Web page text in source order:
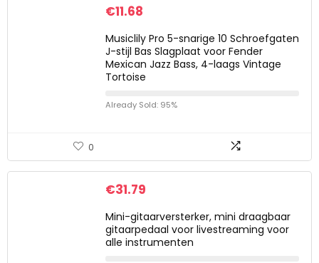
€11.68
Musiclily Pro 5-snarige 10 Schroefgaten
J-stijl Bas Slagplaat voor Fender
Mexican Jazz Bass, 4-laags Vintage
Tortoise
Already Sold: 95%
0
€31.79
Mini-gitaarversterker, mini draagbaar
gitaarpedaal voor livestreaming voor
alle instrumenten